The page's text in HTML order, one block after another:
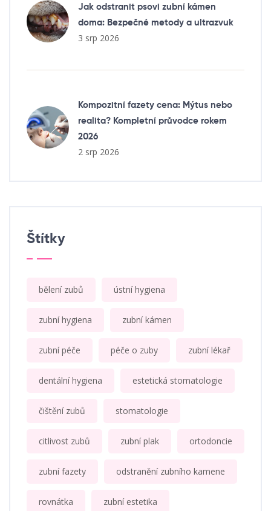
Jak odstranit psovi zubní kámen
doma: Bezpečné metody a ultrazvuk
3 srp 2026
Kompozitní fazety cena: Mýtus nebo
realita? Kompletní průvodce rokem
2026
2 srp 2026
Štítky
bělení zubů ústní hygiena
zubní hygiena zubní kámen
zubní péče péče o zuby zubní lékař
dentální hygiena estetická stomatologie
čištění zubů stomatologie
citlivost zubů zubní plak ortodoncie
zubní fazety odstranění zubního kamene
rovnátka zubní estetika